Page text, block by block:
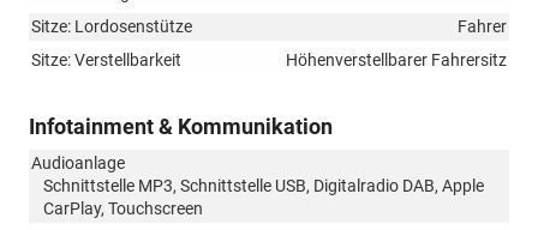
Sitze: Lordosenstütze
Fahrer
Sitze: Verstellbarkeit
Höhenverstellbarer Fahrersitz
Infotainment & Kommunikation
Audioanlage
Schnittstelle MP3, Schnittstelle USB, Digitalradio DAB, Apple
CarPlay, Touchscreen